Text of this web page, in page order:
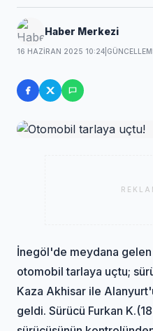
Haber Merkezi
16 HAZIRAN 2025 10:24
İnegöl'de meydana
otomobil tarlaya uçtu;
Kaza Akhisar ile
geldi. Sürücü Furkan